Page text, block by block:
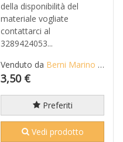
della disponibilità del
materiale vogliate
contattarci al
3289424053...
Venduto da Berni Marino di Mario S.n.c.
3,50 €
Preferiti
Vedi prodotto